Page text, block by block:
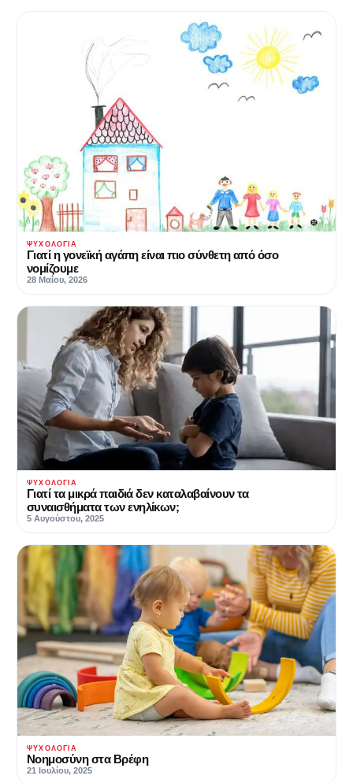
ΨΥΧΟΛΟΓΊΑ
Γιατί η γονεϊκή αγάπη είναι πιο σύνθετη από όσο
νομίζουμε
28 Μαΐου, 2026
ΨΥΧΟΛΟΓΊΑ
Γιατί τα μικρά παιδιά δεν καταλαβαίνουν τα
συναισθήματα των ενηλίκων;
5 Αυγούστου, 2025
ΨΥΧΟΛΟΓΊΑ
Νοημοσύνη στα Βρέφη
21 Ιουλίου, 2025